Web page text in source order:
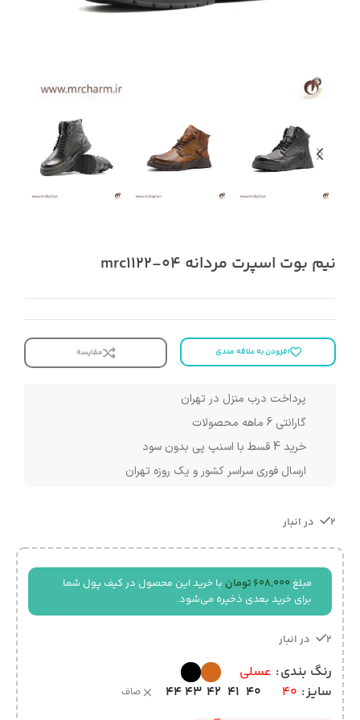
نیم بوت اسپرت مردانه mrc1122-04
افزودن به علاقه مندی مقایسه
پرداخت درب منزل در تهران
گارانتی 6 ماهه محصولات
خرید 4 قسط با اسنپ پی بدون سود
ارسال فوری سراسر کشور و یک روزه تهران
2 در انبار
مبلغ 608,000 تومان با خرید این محصول در کیف پول شما
برای خرید بعدی ذخیره می‌شود.
2 در انبار
رنگ بندی عسلی
سایز 40
40
41
42
43
44 صاف